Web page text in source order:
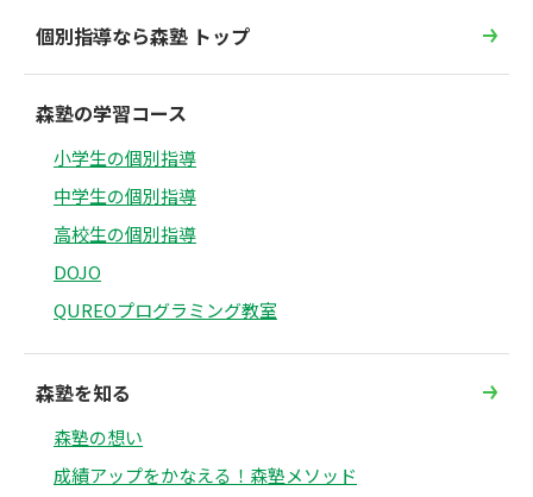
個別指導なら森塾 トップ
森塾の学習コース
小学生の個別指導
中学生の個別指導
高校生の個別指導
DOJO
QUREOプログラミング教室
森塾を知る
森塾の想い
成績アップをかなえる！森塾メソッド